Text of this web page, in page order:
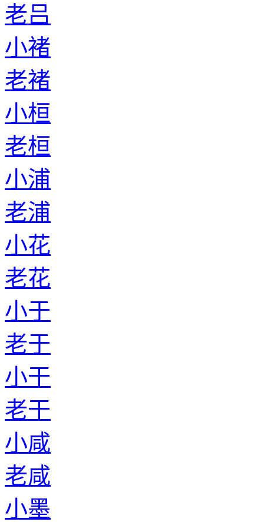
老吕
小褚
老褚
小桓
老桓
小浦
老浦
小花
老花
小于
老于
小干
老干
小咸
老咸
小墨